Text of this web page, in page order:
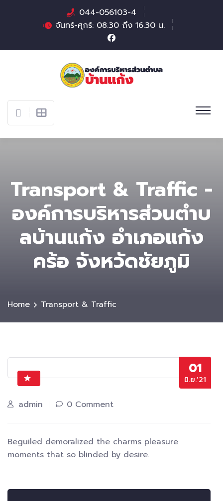
044-056103-4
จันทร์-ศุกร์: 08.30 ถึง 16.30 น.
Transport & Traffic -
องค์การบริหารส่วนตําบ
ลบ้านแก้ง อำเภอแก้ง
คร้อ จังหวัดชัยภูมิ
Home Transport & Traffic
01
มิ.ย.’21
admin 0 Comment
Beguiled demoralized the charms pleasure
moments that so blinded by desire.